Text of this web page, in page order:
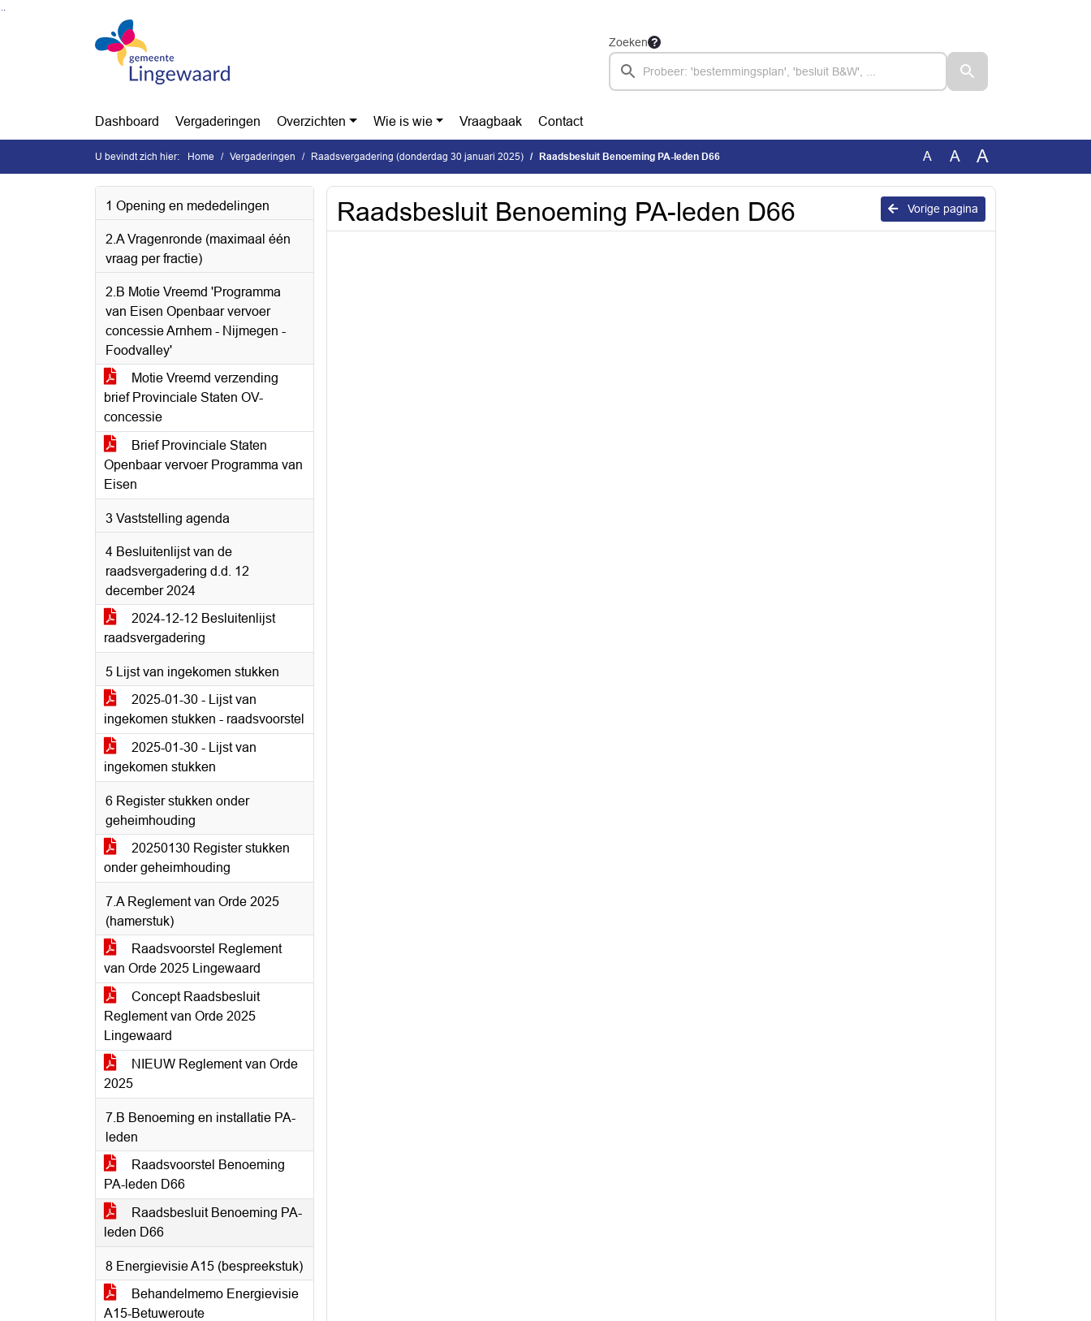
Ga naar de inhoud van deze pagina
Zoeken
Dashboard Vergaderingen Overzichten Wie is wie Vraagbaak Contact
U bevindt zich hier: Home Vergaderingen Raadsvergadering (donderdag 30 januari 2025) Raadsbesluit Benoeming PA-leden D66 A A A
1 Opening en mededelingen
2.A Vragenronde (maximaal één
vraag per fractie)
2.B Motie Vreemd 'Programma
van Eisen Openbaar vervoer
concessie Arnhem - Nijmegen -
Foodvalley'
Motie Vreemd verzending
brief Provinciale Staten OV-
concessie
Brief Provinciale Staten
Openbaar vervoer Programma van
Eisen
3 Vaststelling agenda
4 Besluitenlijst van de
raadsvergadering d.d. 12
december 2024
2024-12-12 Besluitenlijst
raadsvergadering
5 Lijst van ingekomen stukken
2025-01-30 - Lijst van
ingekomen stukken - raadsvoorstel
2025-01-30 - Lijst van
ingekomen stukken
6 Register stukken onder
geheimhouding
20250130 Register stukken
onder geheimhouding
7.A Reglement van Orde 2025
(hamerstuk)
Raadsvoorstel Reglement
van Orde 2025 Lingewaard
Concept Raadsbesluit
Reglement van Orde 2025
Lingewaard
NIEUW Reglement van Orde
2025
7.B Benoeming en installatie PA-
leden
Raadsvoorstel Benoeming
PA-leden D66
Raadsbesluit Benoeming PA-
leden D66
8 Energievisie A15 (bespreekstuk)
Behandelmemo Energievisie
A15-Betuweroute
Vorige pagina
Raadsbesluit Benoeming PA-leden D66